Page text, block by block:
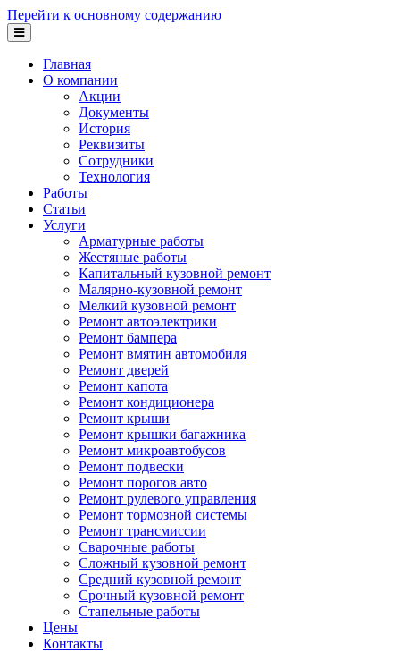
Перейти к основному содержанию
Главная
О компании
Акции
Документы
История
Реквизиты
Сотрудники
Технология
Работы
Статьи
Услуги
Арматурные работы
Жестяные работы
Капитальный кузовной ремонт
Малярно-кузовной ремонт
Мелкий кузовной ремонт
Ремонт автоэлектрики
Ремонт бампера
Ремонт вмятин автомобиля
Ремонт дверей
Ремонт капота
Ремонт кондиционера
Ремонт крыши
Ремонт крышки багажника
Ремонт микроавтобусов
Ремонт подвески
Ремонт порогов авто
Ремонт рулевого управления
Ремонт тормозной системы
Ремонт трансмиссии
Сварочные работы
Сложный кузовной ремонт
Средний кузовной ремонт
Срочный кузовной ремонт
Стапельные работы
Цены
Контакты